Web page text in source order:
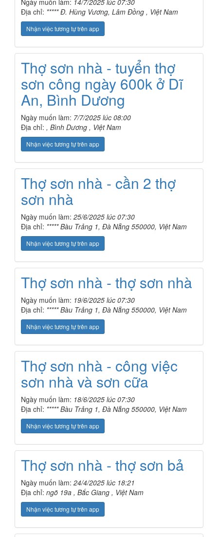
Ngày muốn làm: 14/7/2025 lúc 07:30
Địa chỉ: ***** Đ. Hùng Vương, Lâm Đồng , Việt Nam
Nhận việc tương tự trên app
Thợ sơn nhà - tuyển thợ
sơn công ngày 600k ở Dĩ
An, Bình Dương
Ngày muốn làm: 7/7/2025 lúc 08:00
Địa chỉ: , Bình Dương , Việt Nam
Nhận việc tương tự trên app
Thợ sơn nhà - cần 2 thợ
sơn nhà
Ngày muốn làm: 25/6/2025 lúc 07:30
Địa chỉ: ***** Bàu Trảng 1, Đà Nẵng 550000, Việt Nam
Nhận việc tương tự trên app
Thợ sơn nhà - thợ sơn nhà
Ngày muốn làm: 19/6/2025 lúc 07:30
Địa chỉ: ***** Bàu Trảng 1, Đà Nẵng 550000, Việt Nam
Nhận việc tương tự trên app
Thợ sơn nhà - công việc
sơn nhà và sơn cữa
Ngày muốn làm: 18/6/2025 lúc 07:30
Địa chỉ: ***** Bàu Trảng 1, Đà Nẵng 550000, Việt Nam
Nhận việc tương tự trên app
Thợ sơn nhà - thợ sơn bả
Ngày muốn làm: 24/4/2025 lúc 18:21
Địa chỉ: ngõ 19a , Bắc Giang , Việt Nam
Nhận việc tương tự trên app